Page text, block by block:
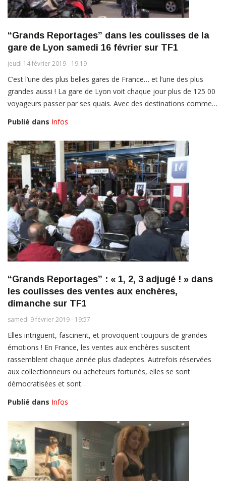
“Grands Reportages” dans les coulisses de la
gare de Lyon samedi 16 février sur TF1
jeudi 14 février 2019 - 19:19
C’est l’une des plus belles gares de France… et l’une des plus
grandes aussi ! La gare de Lyon voit chaque jour plus de 125 00
voyageurs passer par ses quais. Avec des destinations comme…
Publié dans Infos
“Grands Reportages” : « 1, 2, 3 adjugé ! » dans
les coulisses des ventes aux enchères,
dimanche sur TF1
samedi 9 février 2019 - 19:57
Elles intriguent, fascinent, et provoquent toujours de grandes
émotions ! En France, les ventes aux enchères suscitent
rassemblent chaque année plus d’adeptes. Autrefois réservées
aux collectionneurs ou acheteurs fortunés, elles se sont
démocratisées et sont…
Publié dans Infos